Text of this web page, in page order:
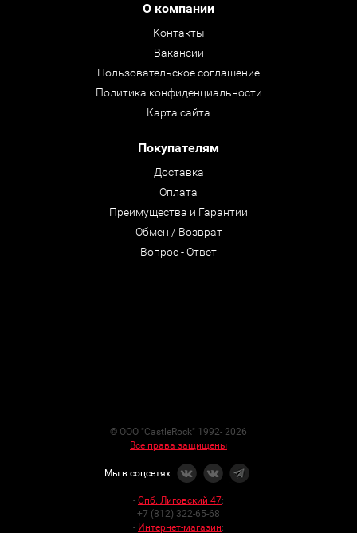
О компании
Контакты
Вакансии
Пользовательское соглашение
Политика конфиденциальности
Карта сайта
Покупателям
Доставка
Оплата
Преимущества и Гарантии
Обмен / Возврат
Вопрос - Ответ
© ООО "CastleRock" 1992- 2026
Все права защищены
Мы в соцсетях
- Спб. Лиговский 47:
+7 (812) 322-65-68
- Интернет-магазин: